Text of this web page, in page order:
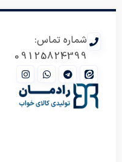
شماره تماس:
09125824399